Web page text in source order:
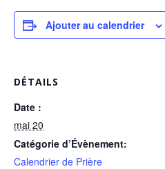
Ajouter au calendrier
DÉTAILS
Date :
mai 20
Catégorie d’Évènement:
Calendrier de Prière